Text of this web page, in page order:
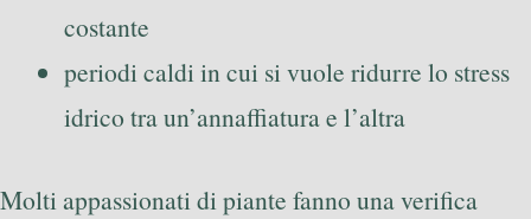
costante
periodi caldi in cui si vuole ridurre lo stress
idrico tra un’annaffiatura e l’altra
Molti appassionati di piante fanno una verifica